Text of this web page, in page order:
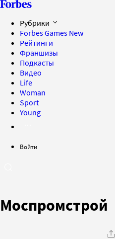
Рубрики
Forbes Games New
Рейтинги
Франшизы
Подкасты
Видео
Life
Woman
Sport
Young
Войти
Моспромстрой